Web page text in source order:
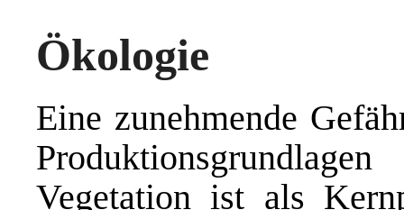
Ökologie
Eine zunehmende
Vegetation ist als